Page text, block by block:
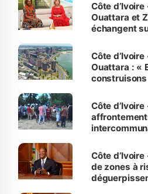
Côte
Ouattara et
échangent
enfants
Côte
Ouattara : «
générations
Côte
milieu des
Côte
de zones à